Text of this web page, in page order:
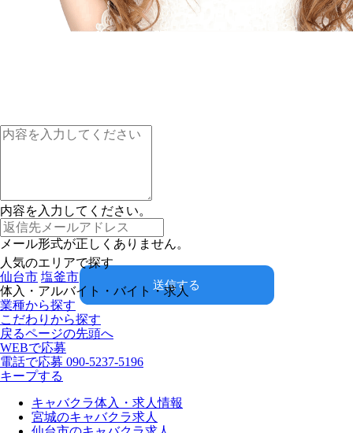
内容を入力してください。
メール形式が正しくありません。
送信する
人気のエリアで探す
仙台市 塩釜市
体入・アルバイト・バイト・求人
業種から探す
こだわりから探す
戻るページの先頭へ
WEBで応募
電話で応募 090-5237-5196
キープする
キャバクラ体入・求人情報
宮城のキャバクラ求人